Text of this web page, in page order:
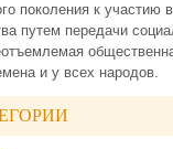
поколения к участию
путем передачи
и у всех народов.